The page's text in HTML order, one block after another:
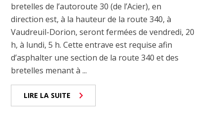
bretelles de l’autoroute 30 (de l’Acier), en
direction est, à la hauteur de la route 340, à
Vaudreuil-Dorion, seront fermées de vendredi, 20
h, à lundi, 5 h. Cette entrave est requise afin
d’asphalter une section de la route 340 et des
bretelles menant à ...
LIRE LA SUITE